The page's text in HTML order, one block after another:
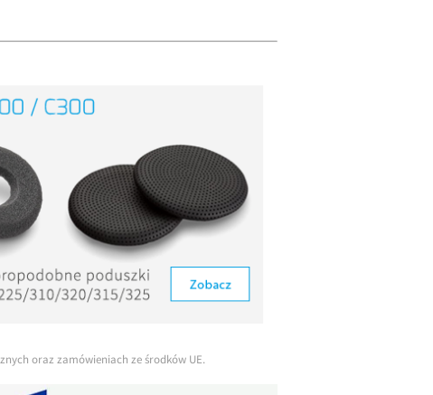
oraz zamówieniach ze środków UE.